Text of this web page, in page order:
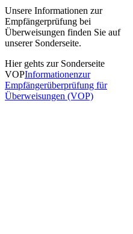
Unsere Informationen zur
Empfängerprüfung bei
Überweisungen finden Sie auf
unserer Sonderseite.
Hier gehts zur Sonderseite
VOPInformationenzur
Empfängerüberprüfung für
Überweisungen (VOP)